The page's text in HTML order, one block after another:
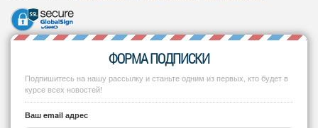
ФОРМА ПОДПИСКИ
Подпишитесь на нашу рассылку и станьте одним из первых, кто будет в
курсе всех новостей!
Ваш email адрес